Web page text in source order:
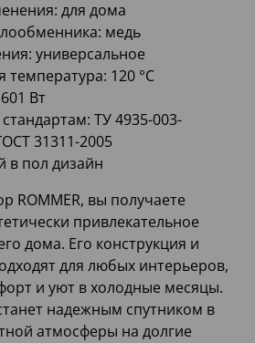
для дома
медь
универсальное
температура: 120 °C
Вт
ТУ 4935-003-
31311-2005
в пол дизайн
ROMMER, вы получаете
привлекательное
дома. Его конструкция и
для любых интерьеров,
и уют в холодные месяцы.
надежным спутником в
атмосферы на долгие